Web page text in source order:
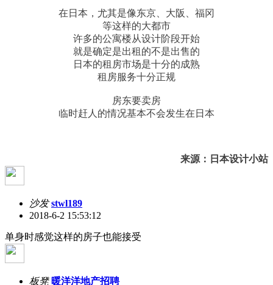
在日本，尤其是像东京、大阪、福冈
等这样的大都市
许多的公寓楼从设计阶段开始
就是确定是出租的不是出售的
日本的租房市场是十分的成熟
租房服务十分正规
房东要卖房
临时赶人的情况基本不会发生在日本
来源：日本设计小站
沙发 stwl189
2018-6-2 15:53:12
单身时感觉这样的房子也能接受
板凳 暖洋洋地产招聘